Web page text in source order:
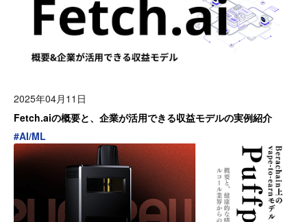
2025年04月11日
Fetch.aiの概要と、企業が活用できる収益モデルの実例紹介
#AI/ML